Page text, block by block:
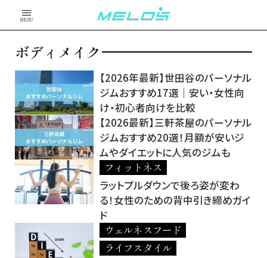
MENU
ボディメイク
【2026年最新】世田谷のパーソナル
ジムおすすめ17選｜安い・女性向
け・初心者向けを比較
【2026最新】三軒茶屋のパーソナル
ジムおすすめ20選！月額が安いジ
ムやダイエットに人気のジムも
フィットネス
ラットプルダウンで後ろ姿が変わ
る！女性のための背中引き締めガイ
ド
ウェルネスフード
ライフスタイル